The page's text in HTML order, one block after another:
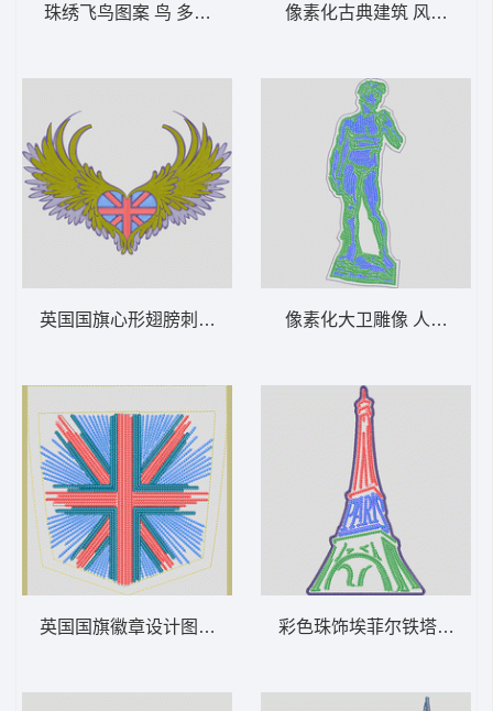
珠绣飞鸟图案 鸟 多色珠片
英国国旗心形翅膀刺绣 心形 多色珠片
英国国旗徽章设计图 旗 米字旗 多色珠片
像素化古典建筑 风景 多色
像素化大卫雕像 人物 雕像
彩色珠饰埃菲尔铁塔图案